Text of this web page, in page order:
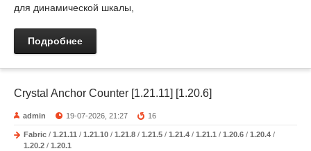
для динамической шкалы,
Подробнее
Crystal Anchor Counter [1.21.11] [1.20.6]
admin 19-07-2026, 21:27 16
Fabric / 1.21.11 / 1.21.10 / 1.21.8 / 1.21.5 / 1.21.4 / 1.21.1 / 1.20.6 / 1.20.4 /
1.20.2 / 1.20.1